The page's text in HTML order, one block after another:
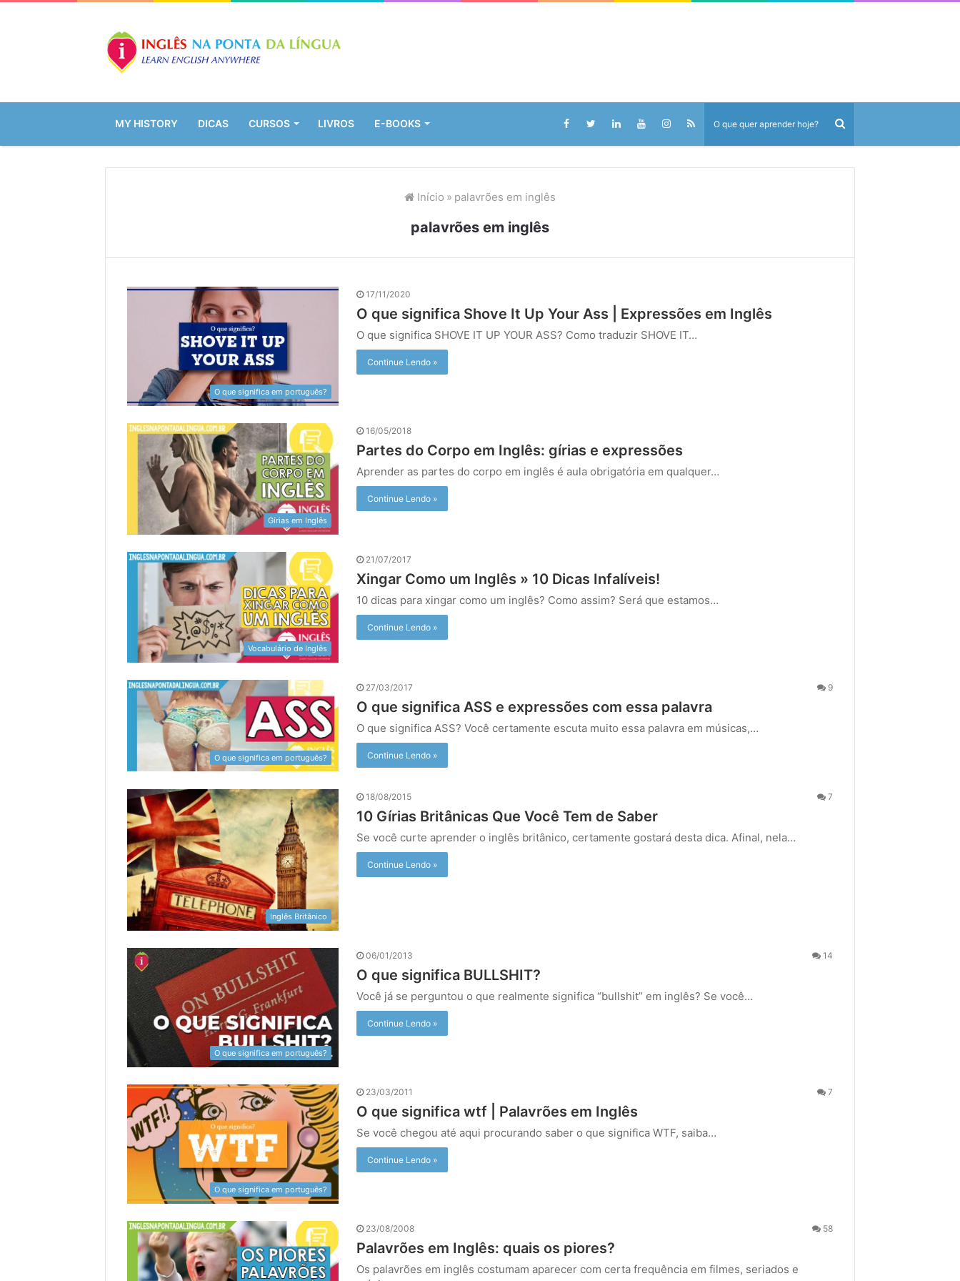
MY HISTORY DICAS CURSOS LIVROS E-BOOKS
Início » palavrões em inglês
palavrões em inglês
O que significa em português?
17/11/2020
O que significa Shove It Up Your Ass | Expressões em Inglês
O que significa SHOVE IT UP YOUR ASS? Como traduzir SHOVE IT…
Continue Lendo »
Gírias em Inglês
16/05/2018
Partes do Corpo em Inglês: gírias e expressões
Aprender as partes do corpo em inglês é aula obrigatória em qualquer…
Continue Lendo »
Vocabulário de Inglês
21/07/2017
Xingar Como um Inglês » 10 Dicas Infalíveis!
10 dicas para xingar como um inglês? Como assim? Será que estamos…
Continue Lendo »
O que significa em português?
27/03/2017 9
O que significa ASS e expressões com essa palavra
O que significa ASS? Você certamente escuta muito essa palavra em músicas,…
Continue Lendo »
Inglês Britânico
18/08/2015 7
10 Gírias Britânicas Que Você Tem de Saber
Se você curte aprender o inglês britânico, certamente gostará desta dica. Afinal, nela…
Continue Lendo »
O que significa em português?
06/01/2013 14
O que significa BULLSHIT?
Você já se perguntou o que realmente significa “bullshit” em inglês? Se você…
Continue Lendo »
O que significa em português?
23/03/2011 7
O que significa wtf | Palavrões em Inglês
Se você chegou até aqui procurando saber o que significa WTF, saiba…
Continue Lendo »
23/08/2008 58
Palavrões em Inglês: quais os piores?
Os palavrões em inglês costumam aparecer com certa frequência em filmes, seriados e